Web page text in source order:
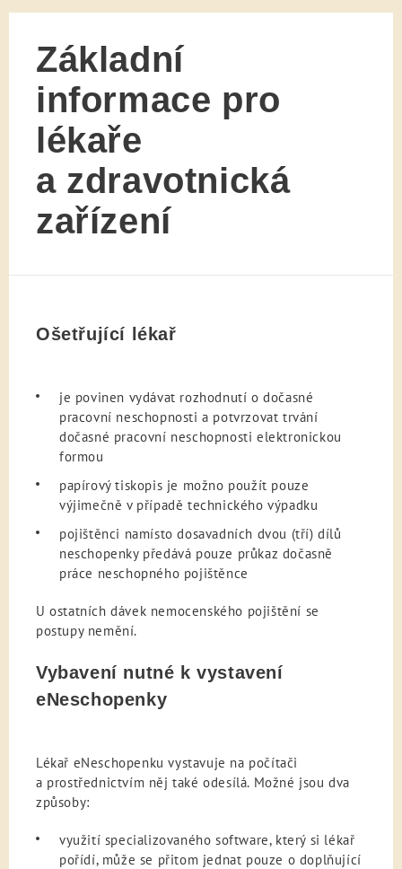
Základní
informace pro
lékaře
a zdravotnická
zařízení
Ošetřující lékař
je povinen vydávat rozhodnutí o dočasné
pracovní neschopnosti a potvrzovat trvání
dočasné pracovní neschopnosti elektronickou
formou
papírový tiskopis je možno použít pouze
výjimečně v případě technického výpadku
pojištěnci namísto dosavadních dvou (tří) dílů
neschopenky předává pouze průkaz dočasně
práce neschopného pojištěnce
U ostatních dávek nemocenského pojištění se
postupy nemění.
Vybavení nutné k vystavení
eNeschopenky
Lékař eNeschopenku vystavuje na počítači
a prostřednictvím něj také odesílá. Možné jsou dva
způsoby:
využití specializovaného software, který si lékař
pořídí, může se přitom jednat pouze o doplňující